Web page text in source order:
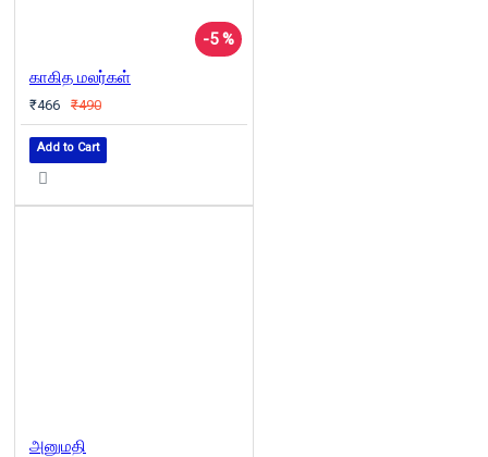
-5 %
காகித மலர்கள்
₹466 ₹490
Add to Cart
அனுமதி